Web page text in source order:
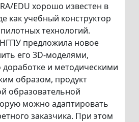
EDU хорошо известен в
как учебный конструктор
технологий.
предложила новое
его 3D-моделями,
и методическими
образом, продукт
образовательной
можно адаптировать
заказчика. При этом